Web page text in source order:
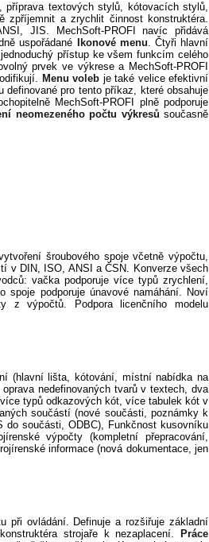
příprava textových stylů, kótovacích stylů,
zpříjemnit a zrychlit činnost konstruktéra.
JIS. MechSoft-PROFI navíc přidává
uspořádané
Ikonové menu. Čtyři hlavní
přístup ke všem funkcím celého
prvek ve výkrese a MechSoft-PROFI
Menu voleb je také velice efektivní
pro tento příkaz, které obsahuje
MechSoft-PROFI plně podporuje
neomezeného počtu výkresů současně
šroubového spoje včetně výpočtu,
v DIN, ISO, ANSI a ČSN. Konverze všech
vačka podporuje více typů zrychlení,
spoje podporuje únavové namáhání. Noví
z výpočtů. Podpora licenčního modelu
(hlavní lišta, kótování, místní nabídka na
nedefinovaných tvarů v textech, dva
typů odkazových kót, více tabulek kót v
součástí (nové součásti, poznámky k
do součásti, ODBC), Funkčnost kusovníku
výpočty (kompletní přepracování,
informace (nová dokumentace, jen
při ovládání. Definuje a rozšiřuje základní
strojaře k nezaplacení.
Práce